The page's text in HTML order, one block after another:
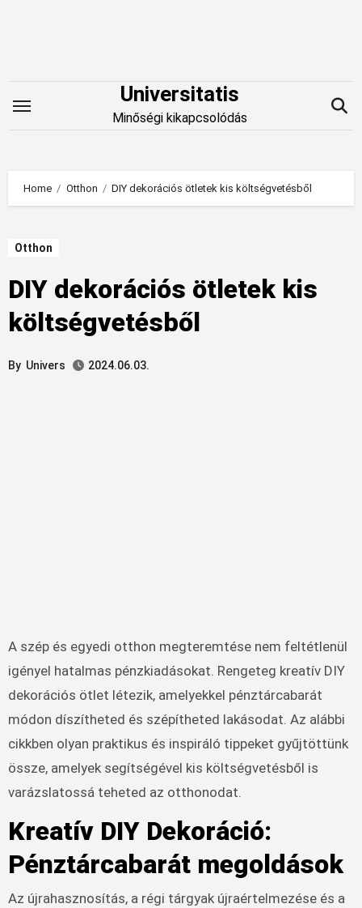
Universitatis
Minőségi kikapcsolódás
Home Otthon DIY dekorációs ötletek kis költségvetésből
Otthon
DIY dekorációs ötletek kis
költségvetésből
By Univers 2024.06.03.
A szép és egyedi otthon megteremtése nem feltétlenül
igényel hatalmas pénzkiadásokat. Rengeteg kreatív DIY
dekorációs ötlet létezik, amelyekkel pénztárcabarát
módon díszítheted és szépítheted lakásodat. Az alábbi
cikkben olyan praktikus és inspiráló tippeket gyűjtöttünk
össze, amelyek segítségével kis költségvetésből is
varázslatossá teheted az otthonodat.
Kreatív DIY Dekoráció:
Pénztárcabarát megoldások
Az újrahasznosítás, a régi tárgyak újraértelmezése és a